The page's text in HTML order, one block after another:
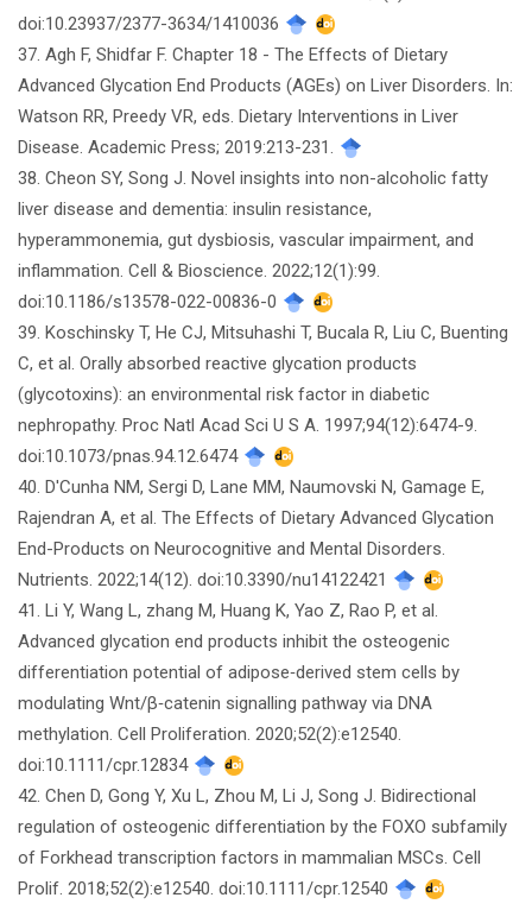
doi:10.23937/2377-3634/1410036
37. Agh F, Shidfar F. Chapter 18 - The Effects of Dietary
Advanced Glycation End Products (AGEs) on Liver Disorders. In:
Watson RR, Preedy VR, eds. Dietary Interventions in Liver
Disease. Academic Press; 2019:213-231.
38. Cheon SY, Song J. Novel insights into non-alcoholic fatty
liver disease and dementia: insulin resistance,
hyperammonemia, gut dysbiosis, vascular impairment, and
inflammation. Cell & Bioscience. 2022;12(1):99.
doi:10.1186/s13578-022-00836-0
39. Koschinsky T, He CJ, Mitsuhashi T, Bucala R, Liu C, Buenting
C, et al. Orally absorbed reactive glycation products
(glycotoxins): an environmental risk factor in diabetic
nephropathy. Proc Natl Acad Sci U S A. 1997;94(12):6474-9.
doi:10.1073/pnas.94.12.6474
40. D'Cunha NM, Sergi D, Lane MM, Naumovski N, Gamage E,
Rajendran A, et al. The Effects of Dietary Advanced Glycation
End-Products on Neurocognitive and Mental Disorders.
Nutrients. 2022;14(12). doi:10.3390/nu14122421
41. Li Y, Wang L, zhang M, Huang K, Yao Z, Rao P, et al.
Advanced glycation end products inhibit the osteogenic
differentiation potential of adipose‐derived stem cells by
modulating Wnt/β‐catenin signalling pathway via DNA
methylation. Cell Proliferation. 2020;52(2):e12540.
doi:10.1111/cpr.12834
42. Chen D, Gong Y, Xu L, Zhou M, Li J, Song J. Bidirectional
regulation of osteogenic differentiation by the FOXO subfamily
of Forkhead transcription factors in mammalian MSCs. Cell
Prolif. 2018;52(2):e12540. doi:10.1111/cpr.12540